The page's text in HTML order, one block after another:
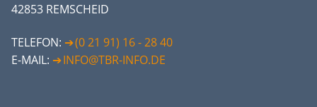
42853 REMSCHEID
TELEFON:
(0 21 91) 16 - 28 40
E-MAIL:
INFO@TBR-INFO.DE